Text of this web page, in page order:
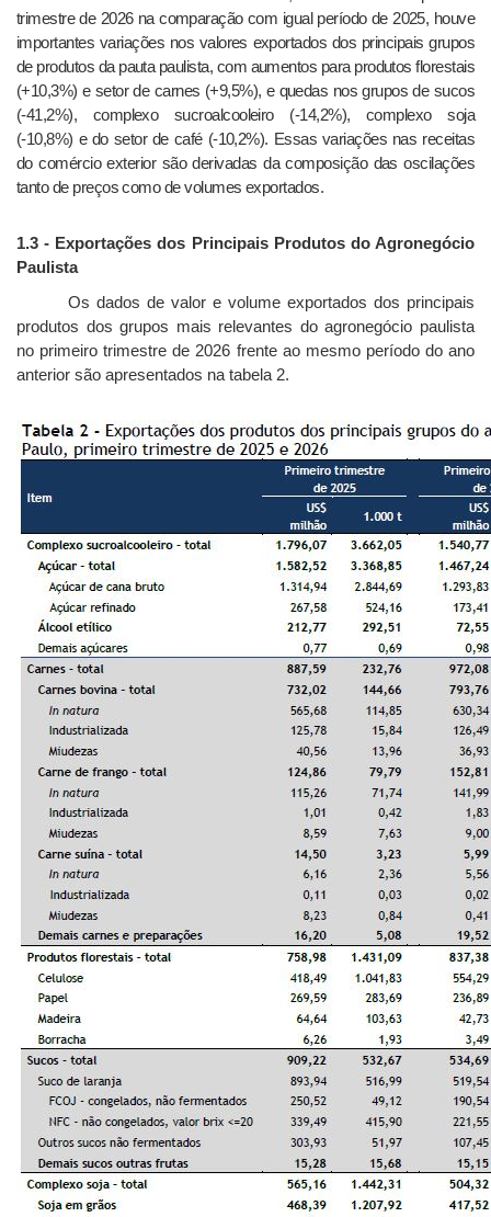
trimestre de 2026 na comparação com igual período de 2025, houve
importantes variações nos valores exportados dos principais grupos
de produtos da pauta paulista, com aumentos para produtos florestais
(+10,3%) e setor de carnes (+9,5%), e quedas nos grupos de sucos
(-41,2%), complexo sucroalcooleiro (-14,2%), complexo soja
(-10,8%) e do setor de café (-10,2%). Essas variações nas receitas
do comércio exterior são derivadas da composição das oscilações
tanto de preços como de volumes exportados.
1.3 - Exportações dos Principais Produtos do Agronegócio
Paulista
Os dados de valor e volume exportados dos principais
produtos dos grupos mais relevantes do agronegócio paulista
no primeiro trimestre de 2026 frente ao mesmo período do ano
anterior são apresentados na tabela 2.